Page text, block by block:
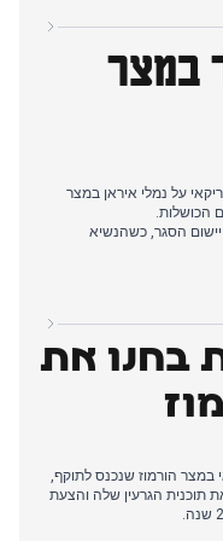
תוך ציון שנשיא איראן
גישתה.
במצר
על נמלי איראן במצר
הכושלות.
הסגר, כשהנשיא
ופוטנציאל לשיחות
בחנו את
במצר הורמוז שנכנס לתוקף,
תוכנית הגרעין שלה והצעת